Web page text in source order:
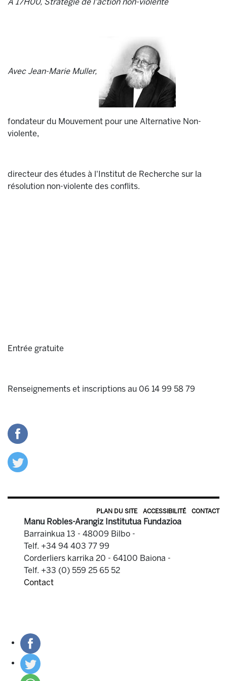
Avec Jean-Marie Muller,
fondateur du Mouvement pour une Alternative Non-
violente,
directeur des études à l'Institut de Recherche sur la
résolution non-violente des conflits.
Entrée gratuite
Renseignements et inscriptions au 06 14 99 58 79
PLAN DU SITE ACCESSIBILITÉ CONTACT
Manu Robles-Arangiz Institutua Fundazioa
Barrainkua 13 - 48009 Bilbo -
Telf. +34 94 403 77 99
Corderliers karrika 20 - 64100 Baiona -
Telf. +33 (0) 559 25 65 52
Contact